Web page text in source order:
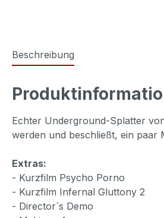
Beschreibung
Echter Underground-Splatter
werden und beschließt, ein paar
Extras:
- Kurzfilm Psycho Porno
- Kurzfilm Infernal Gluttony 2
- Director´s Demo